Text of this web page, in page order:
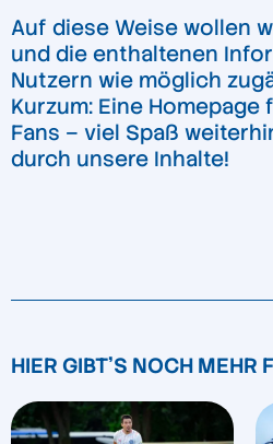
Auf diese Weise wollen
und die enthaltenen
Nutzern wie möglich
Kurzum: Eine Homepage
Fans – viel Spaß
durch unsere Inhalte!
HIER GIBT'S NOCH MEHR